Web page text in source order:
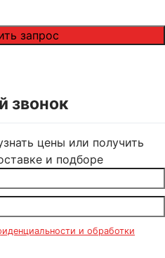
звонок
цены или получить
и подборе
и обработки